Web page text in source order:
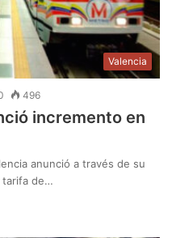
Valencia
496
incremento en
anunció a través de su
tarifa de…